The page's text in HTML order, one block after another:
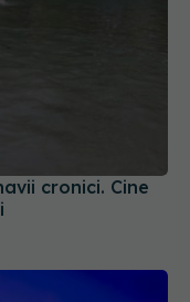
cronici. Cine